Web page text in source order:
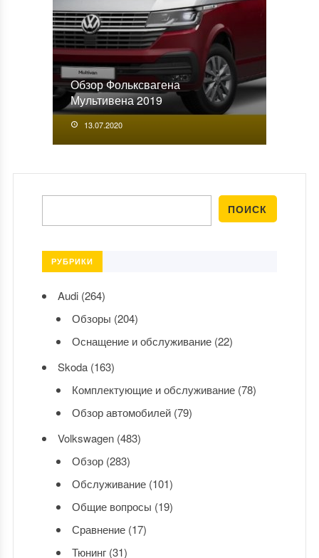
Обзор Фольксвагена
Мультивена 2019
13.07.2020
РУБРИКИ
Audi(264)
Обзоры (204)
Оснащение и обслуживание(22)
Skoda(163)
Комплектующие и обслуживание(78)
Обзор автомобилей(79)
Volkswagen(483)
Обзор(283)
Обслуживание(101)
Общие вопросы (19)
Сравнение(17)
Тюнинг(31)